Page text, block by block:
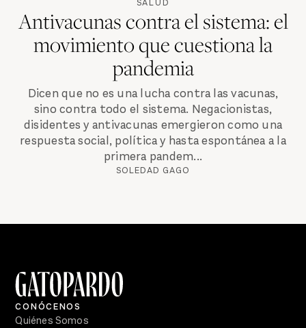
SALUD
Antivacunas contra el sistema: el
movimiento que cuestiona la
pandemia
Dicen que no es una lucha contra las vacunas,
sino contra todo el sistema. Negacionistas,
disidentes y antivacunas emergieron como una
respuesta social, política y hasta espontánea a la
primera pandem...
SOLEDAD GAGO
CONÓCENOS
Quiénes Somos